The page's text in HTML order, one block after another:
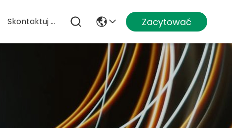
Skontaktuj Się Z Nami Zacytować